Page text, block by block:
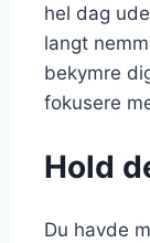
hel dag
langt
bekymre
fokusere
Hold
Du havde